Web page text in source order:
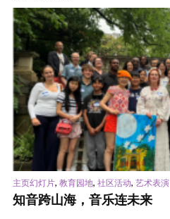
主页幻灯片, 教育园地, 社区活动, 艺术表演
知音跨山海，音乐连未来